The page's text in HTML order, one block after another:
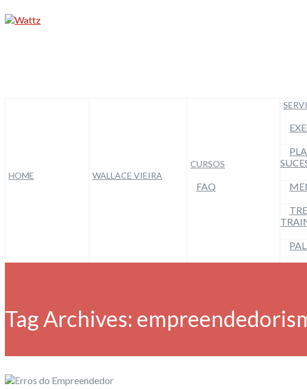
HOME WALLACE VIEIRA
CURSOS
FAQ
Tag Archives: